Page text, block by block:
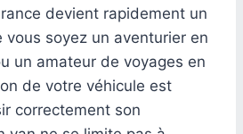
devient rapidement un
vous soyez un aventurier en
un amateur de voyages en
de votre véhicule est
correctement son